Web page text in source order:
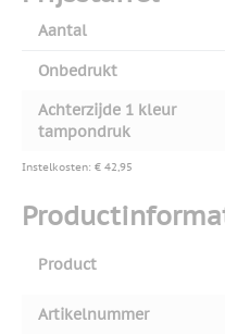
Aantal
Onbedrukt
Achterzijde 1 kleur
tampondruk
Instelkosten: € 42,95
Product
Artikelnummer